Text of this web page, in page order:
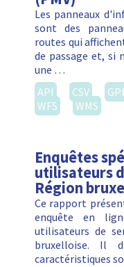
Les panneaux
sont des
routes qui
de passage et, si
une …
API
CSV
WFS
WMS
Enquêtes
utilisateurs
Région
Ce rapport
enquête en
utilisateurs de
bruxelloise. Il
caractéristiques